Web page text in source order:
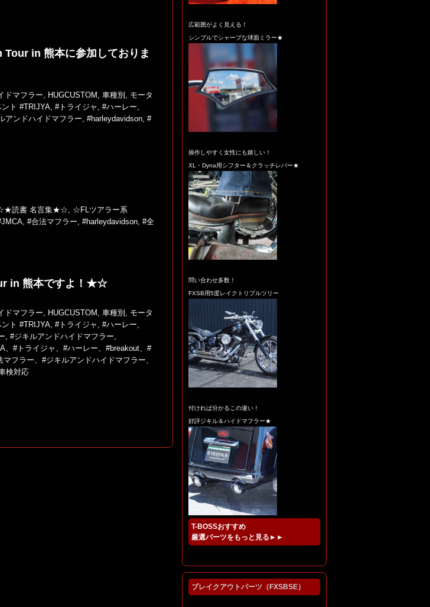
in 熊本に参加しておりま
ドマフラー, HUGCUSTOM , 車種別 , モータ
ト #TRIJYA, #トライジャ , #ハーレー,
アンドハイドマフラー, #harleydavidson, #
読書 名言集★☆, ☆FLツアラー系
, #合法マフラー, #harleydavidson, #全
in 熊本ですよ！★☆
ドマフラー, HUGCUSTOM , 車種別 , モータ
ト #TRIJYA, #トライジャ , #ハーレー,
, #ジキルアンドハイドマフラー,
、#トライジャ、#ハーレー、#breakout、#
フラー、#ジキルアンドハイドマフラー、
検対応
広範囲がよく見える！
シンプルでシャープな球面ミラー★
操作しやすく女性にも嬉しい！
XL・Dyna用シフター＆クラッチレバー★
問い合わせ多数！
FXSB用5度レイクトリプルツリー
付ければ分かるこの違い！
好評ジキル＆ハイドマフラー★
T-BOSSおすすめ
厳選パーツをもっと見る►►
ブレイクアウトパーツ（FXSBSE）